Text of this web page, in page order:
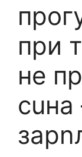
при
не